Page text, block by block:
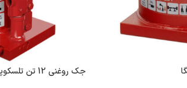
جک روغنی 12 تن تلسکوپی مگا